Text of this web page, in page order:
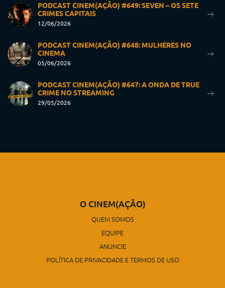
PODCAST CINEM(AÇÃO) #649: SEVEN – OS SETE
CRIMES CAPITAIS
12/06/2026
PODCAST CINEM(AÇÃO) #648: MULHERES NO
CINEMA
05/06/2026
PODCAST CINEM(AÇÃO) #647: A ONDA DE TRUE
CRIME NO STREAMING
29/05/2026
O CINEM(AÇÃO)
QUEM SOMOS
EQUIPE
ANUNCIE
POLÍTICA DE PRIVACIDADE E TERMOS DE USO